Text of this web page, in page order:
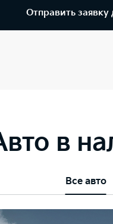
Отправить заявку
в
Все авто